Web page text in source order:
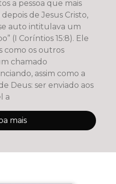
a pessoa que mais
de Jesus Cristo,
auto intitulava um
Coríntios 15:8). Ele
como os outros
chamado
assim como a
Deus: ser enviado aos
Fiel a
mais